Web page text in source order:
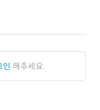
인 해주세요.